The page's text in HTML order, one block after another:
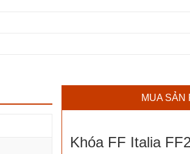
MUA SẢN
Khóa FF Italia